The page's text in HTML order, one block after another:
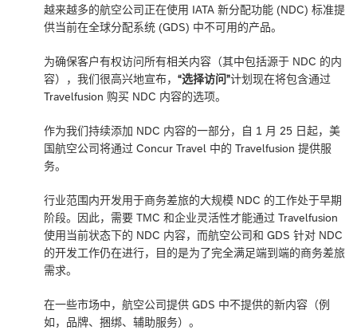
越来越多的航空公司正在使用 IATA 新分配功能 (NDC) 标准提
供当前在全球分配系统 (GDS) 中不可用的产品。
为确保客户有权访问所有相关内容（其中包括源于 NDC 的内
容），我们很高兴地宣布， “选择访问”计划现在将包含通过
Travelfusion 购买 NDC 内容的选项。
作为我们持续添加 NDC 内容的一部分，自 1 月 25 日起，美
国航空公司将通过 Concur Travel 中的 Travelfusion 提供服
务。
行业范围内开发用于商务差旅的大规模 NDC 的工作处于早期
阶段。因此，需要 TMC 和企业灵活性才能通过 Travelfusion
使用当前状态下的 NDC 内容，而航空公司和 GDS 针对 NDC
的开发工作仍在进行，目的是为了完全满足端到端的商务差旅
需求。
在一些市场中，航空公司提供 GDS 中不提供的新内容（例
如，品牌、捆绑、辅助服务）。